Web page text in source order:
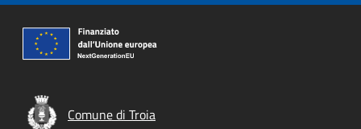
Comune di Troia